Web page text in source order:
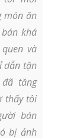
món ăn
khá
và
dẫn tận
tăng
thấy tôi
bán
bị ảnh